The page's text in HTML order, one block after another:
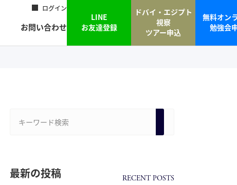
ログイン
お問い合わせ
LINE
お友達登録
ドバイ・エジプト
視察
ツアー申込
無料オン
勉強会
最新の投稿